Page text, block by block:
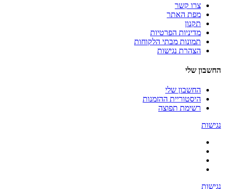
צרו קשר
מפת האתר
תקנון
מדיניות הפרטיות
תמונות מבתי הלקוחות
הצהרת נגישות
החשבון שלי
החשבון שלי
היסטוריית ההזמנות
רשימת תפוצה
נגישות
נגישות